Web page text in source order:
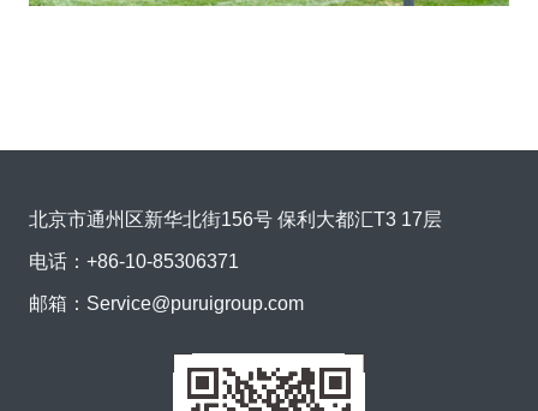
北京市通州区新华北街156号 保利大都汇T3 17层
电话： +86-10-85306371
邮箱： Service@puruigroup.com